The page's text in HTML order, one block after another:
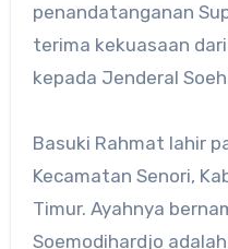
penandatanganan
terima kekuasaan
kepada Jenderal
Basuki Rahmat lahir
Kecamatan Senori,
Timur. Ayahnya
Soemodihardjo